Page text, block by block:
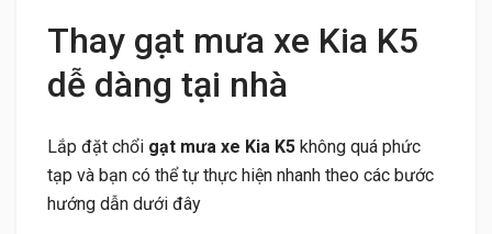
Thay gạt mưa xe Kia K5
dễ dàng tại nhà
Lắp đặt chổi gạt mưa xe Kia K5 không quá phức
tạp và bạn có thể tự thực hiện nhanh theo các bước
hướng dẫn dưới đây